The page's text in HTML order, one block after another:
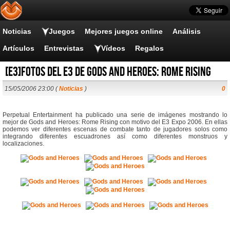
Noticias Juegos Mejores juegos online Análisis
Artículos Entrevistas Vídeos Regalos
[E3]Fotos del E3 de Gods and Heroes: Rome Rising
15/05/2006 23:00 (Noticias ) 0
Perpetual Entertainment ha publicado una serie de imágenes mostrando lo
mejor de Gods and Heroes: Rome Rising con motivo del E3 Expo 2006. En ellas
podemos ver diferentes escenas de combate tanto de jugadores solos como
integrando diferentes escuadrones así como diferentes monstruos y
localizaciones.